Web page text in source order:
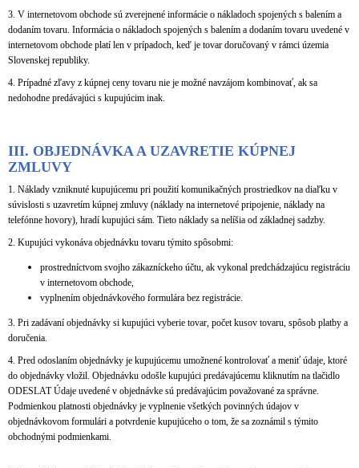
3. V internetovom obchode sú zverejnené informácie o nákladoch spojených s balením a
dodaním tovaru. Informácia o nákladoch spojených s balením a dodaním tovaru uvedené v
internetovom obchode platí len v prípadoch, keď je tovar doručovaný v rámci územia
Slovenskej republiky.
4. Prípadné zľavy z kúpnej ceny tovaru nie je možné navzájom kombinovať, ak sa
nedohodne predávajúci s kupujúcim inak.
III. OBJEDNÁVKA A UZAVRETIE KÚPNEJ
ZMLUVY
1. Náklady vzniknuté kupujúcemu pri použití komunikačných prostriedkov na diaľku v
súvislosti s uzavretím kúpnej zmluvy (náklady na internetové pripojenie, náklady na
telefónne hovory), hradí kupujúci sám. Tieto náklady sa nelíšia od základnej sadzby.
2. Kupujúci vykonáva objednávku tovaru týmito spôsobmi:
prostredníctvom svojho zákazníckeho účtu, ak vykonal predchádzajúcu registráciu
v internetovom obchode,
vyplnením objednávkového formulára bez registrácie.
3. Pri zadávaní objednávky si kupujúci vyberie tovar, počet kusov tovaru, spôsob platby a
doručenia.
4. Pred odoslaním objednávky je kupujúcemu umožnené kontrolovať a meniť údaje, ktoré
do objednávky vložil. Objednávku odošle kupujúci predávajúcemu kliknutím na tlačidlo
ODESLAT Údaje uvedené v objednávke sú predávajúcim považované za správne.
Podmienkou platnosti objednávky je vyplnenie všetkých povinných údajov v
objednávkovom formulári a potvrdenie kupujúceho o tom, že sa zoznámil s týmito
obchodnými podmienkami.